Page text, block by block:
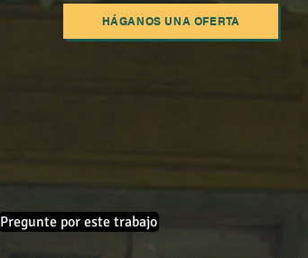
HÁGANOS UNA OFERTA
Pregunte por este trabajo